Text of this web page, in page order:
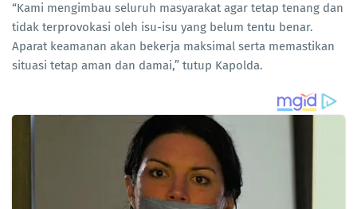
“Kami mengimbau seluruh masyarakat agar tetap tenang dan
tidak terprovokasi oleh isu-isu yang belum tentu benar.
Aparat keamanan akan bekerja maksimal serta memastikan
situasi tetap aman dan damai,” tutup Kapolda.